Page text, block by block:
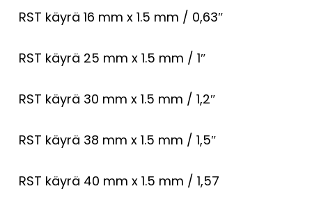
RST käyrä 16 mm x 1.5 mm / 0,63″
RST käyrä 25 mm x 1.5 mm / 1″
RST käyrä 30 mm x 1.5 mm / 1,2″
RST käyrä 38 mm x 1.5 mm / 1,5″
RST käyrä 40 mm x 1.5 mm / 1,57